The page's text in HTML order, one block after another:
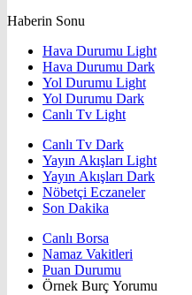
Haberin Sonu
Hava Durumu Light
Hava Durumu Dark
Yol Durumu Light
Yol Durumu Dark
Canlı Tv Light
Canlı Tv Dark
Yayın Akışları Light
Yayın Akışları Dark
Nöbetçi Eczaneler
Son Dakika
Canlı Borsa
Namaz Vakitleri
Puan Durumu
Örnek Burç Yorumu